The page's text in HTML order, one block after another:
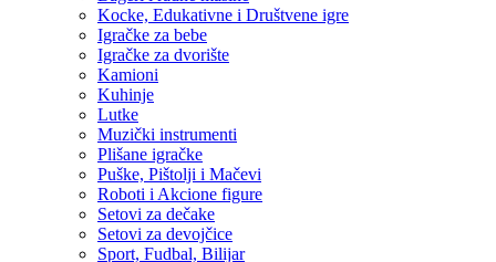
Kocke, Edukativne i Društvene igre
Igračke za bebe
Igračke za dvorište
Kamioni
Kuhinje
Lutke
Muzički instrumenti
Plišane igračke
Puške, Pištolji i Mačevi
Roboti i Akcione figure
Setovi za dečake
Setovi za devojčice
Sport, Fudbal, Bilijar